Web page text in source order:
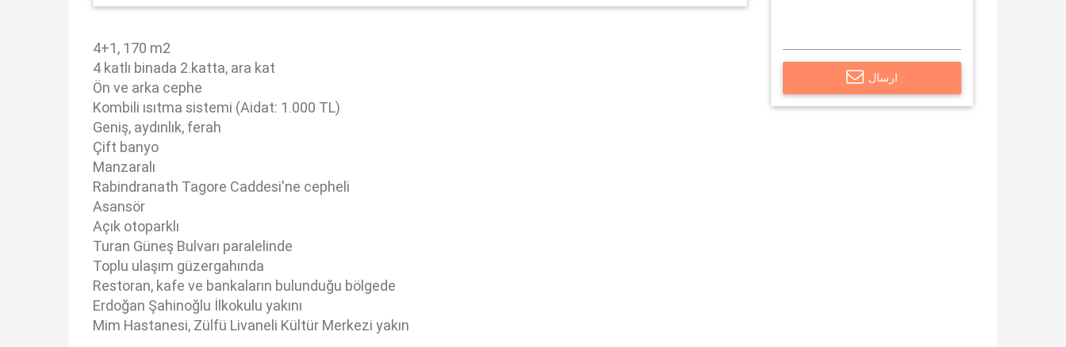
4+1, 170 m2
4 katlı binada 2.katta, ara kat
Ön ve arka cephe
Kombili ısıtma sistemi (Aidat: 1.000 TL)
Geniş, aydınlık, ferah
Çift banyo
Manzaralı
Rabindranath Tagore Caddesi'ne cepheli
Asansör
Açık otoparklı
Turan Güneş Bulvarı paralelinde
Toplu ulaşım güzergahında
Restoran, kafe ve bankaların bulunduğu bölgede
Erdoğan Şahinoğlu İlkokulu yakını
Mim Hastanesi, Zülfü Livaneli Kültür Merkezi yakın
ارسال